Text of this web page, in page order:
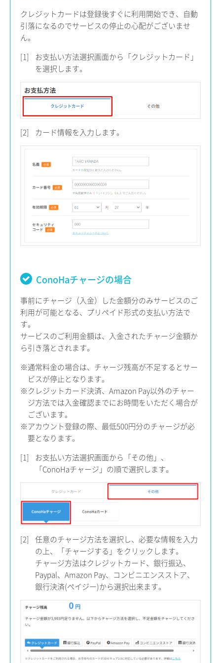
クレジットカードは登録後すぐに利用開始でき、自動
引落になるのでサービスの停止の心配がございませ
ん。
[1]
お支払い方法選択画面から「クレジットカード」
を選択します。
[2] カード情報を入力します。
ConoHaチャージの場合
事前にチャージ（入金）した金額分のみサービスのご
利用が可能となる、プリペイド形式の支払い方法で
す。
サービスのご利用金額は、入金されたチャージ金額か
ら引き落とされます。
※通常料金の場合は、チャージ残高が不足するとサー
ビスが停止となります。
※クレジットカード決済、Amazon Pay以外のチャー
ジ方法では入金確認までにお時間をいただく場合が
ございます。
※アカウント登録の際、最低500円分のチャージが必
要となります。
[1]
お支払い方法選択画面から「その他」、
「ConoHaチャージ」の順で選択します。
[2]
任意のチャージ方法を選択し、必要な情報を入力
の上、「チャージする」をクリックします。
チャージ方法はクレジットカード、銀行振込、
Paypal、Amazon Pay、コンビニエンスストア、
銀行決済(ペイジー)から選択出来ます。